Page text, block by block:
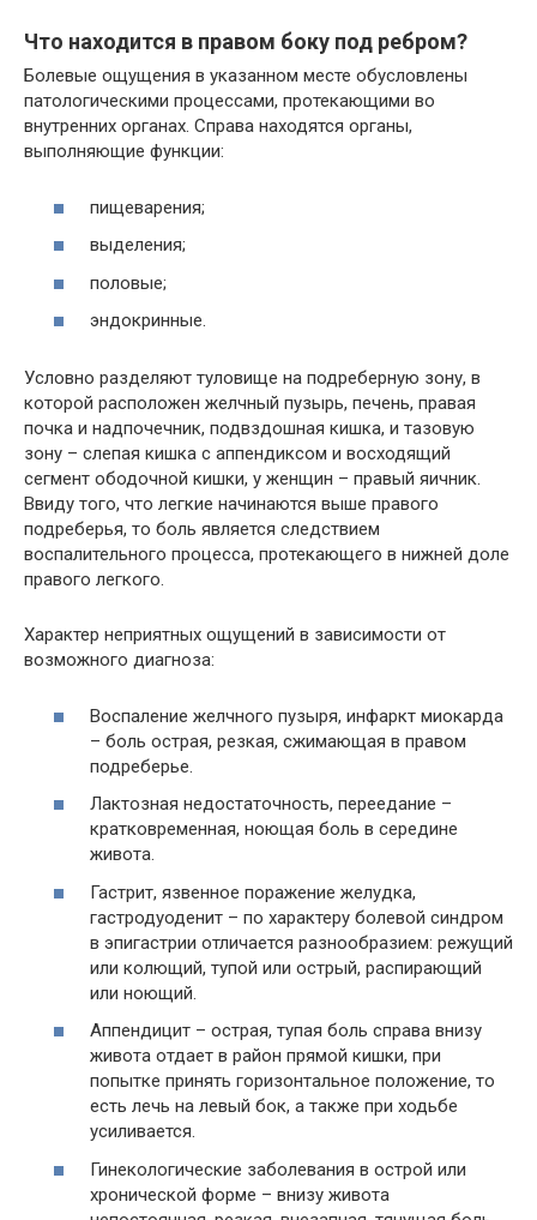
Что находится в правом боку под ребром?
Болевые ощущения в указанном месте обусловлены
патологическими процессами, протекающими во
внутренних органах. Справа находятся органы,
выполняющие функции:
пищеварения;
выделения;
половые;
эндокринные.
Условно разделяют туловище на подреберную зону, в
которой расположен желчный пузырь, печень, правая
почка и надпочечник, подвздошная кишка, и тазовую
зону – слепая кишка с аппендиксом и восходящий
сегмент ободочной кишки, у женщин – правый яичник.
Ввиду того, что легкие начинаются выше правого
подреберья, то боль является следствием
воспалительного процесса, протекающего в нижней доле
правого легкого.
Характер неприятных ощущений в зависимости от
возможного диагноза:
Воспаление желчного пузыря, инфаркт миокарда
– боль острая, резкая, сжимающая в правом
подреберье.
Лактозная недостаточность, переедание –
кратковременная, ноющая боль в середине
живота.
Гастрит, язвенное поражение желудка,
гастродуоденит – по характеру болевой синдром
в эпигастрии отличается разнообразием: режущий
или колющий, тупой или острый, распирающий
или ноющий.
Аппендицит – острая, тупая боль справа внизу
живота отдает в район прямой кишки, при
попытке принять горизонтальное положение, то
есть лечь на левый бок, а также при ходьбе
усиливается.
Гинекологические заболевания в острой или
хронической форме – внизу живота